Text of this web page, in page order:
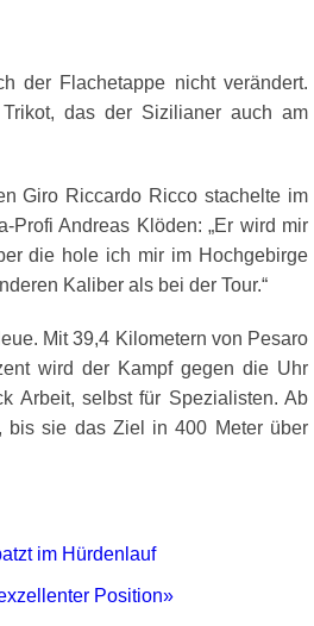
der Flachetappe nicht verändert.
das der Sizilianer auch am
Giro Riccardo Ricco stachelte im
ProfiAndreas Klöden: „Er wird mir
die hole ich mir im Hochgebirge
Kaliber als bei der Tour.“
Mit 39,4 Kilometern von Pesaro
wird der Kampf gegen die Uhr
Arbeit, selbst für Spezialisten. Ab
bis sie das Ziel in 400 Meter über
im Hürdenlauf
Position»